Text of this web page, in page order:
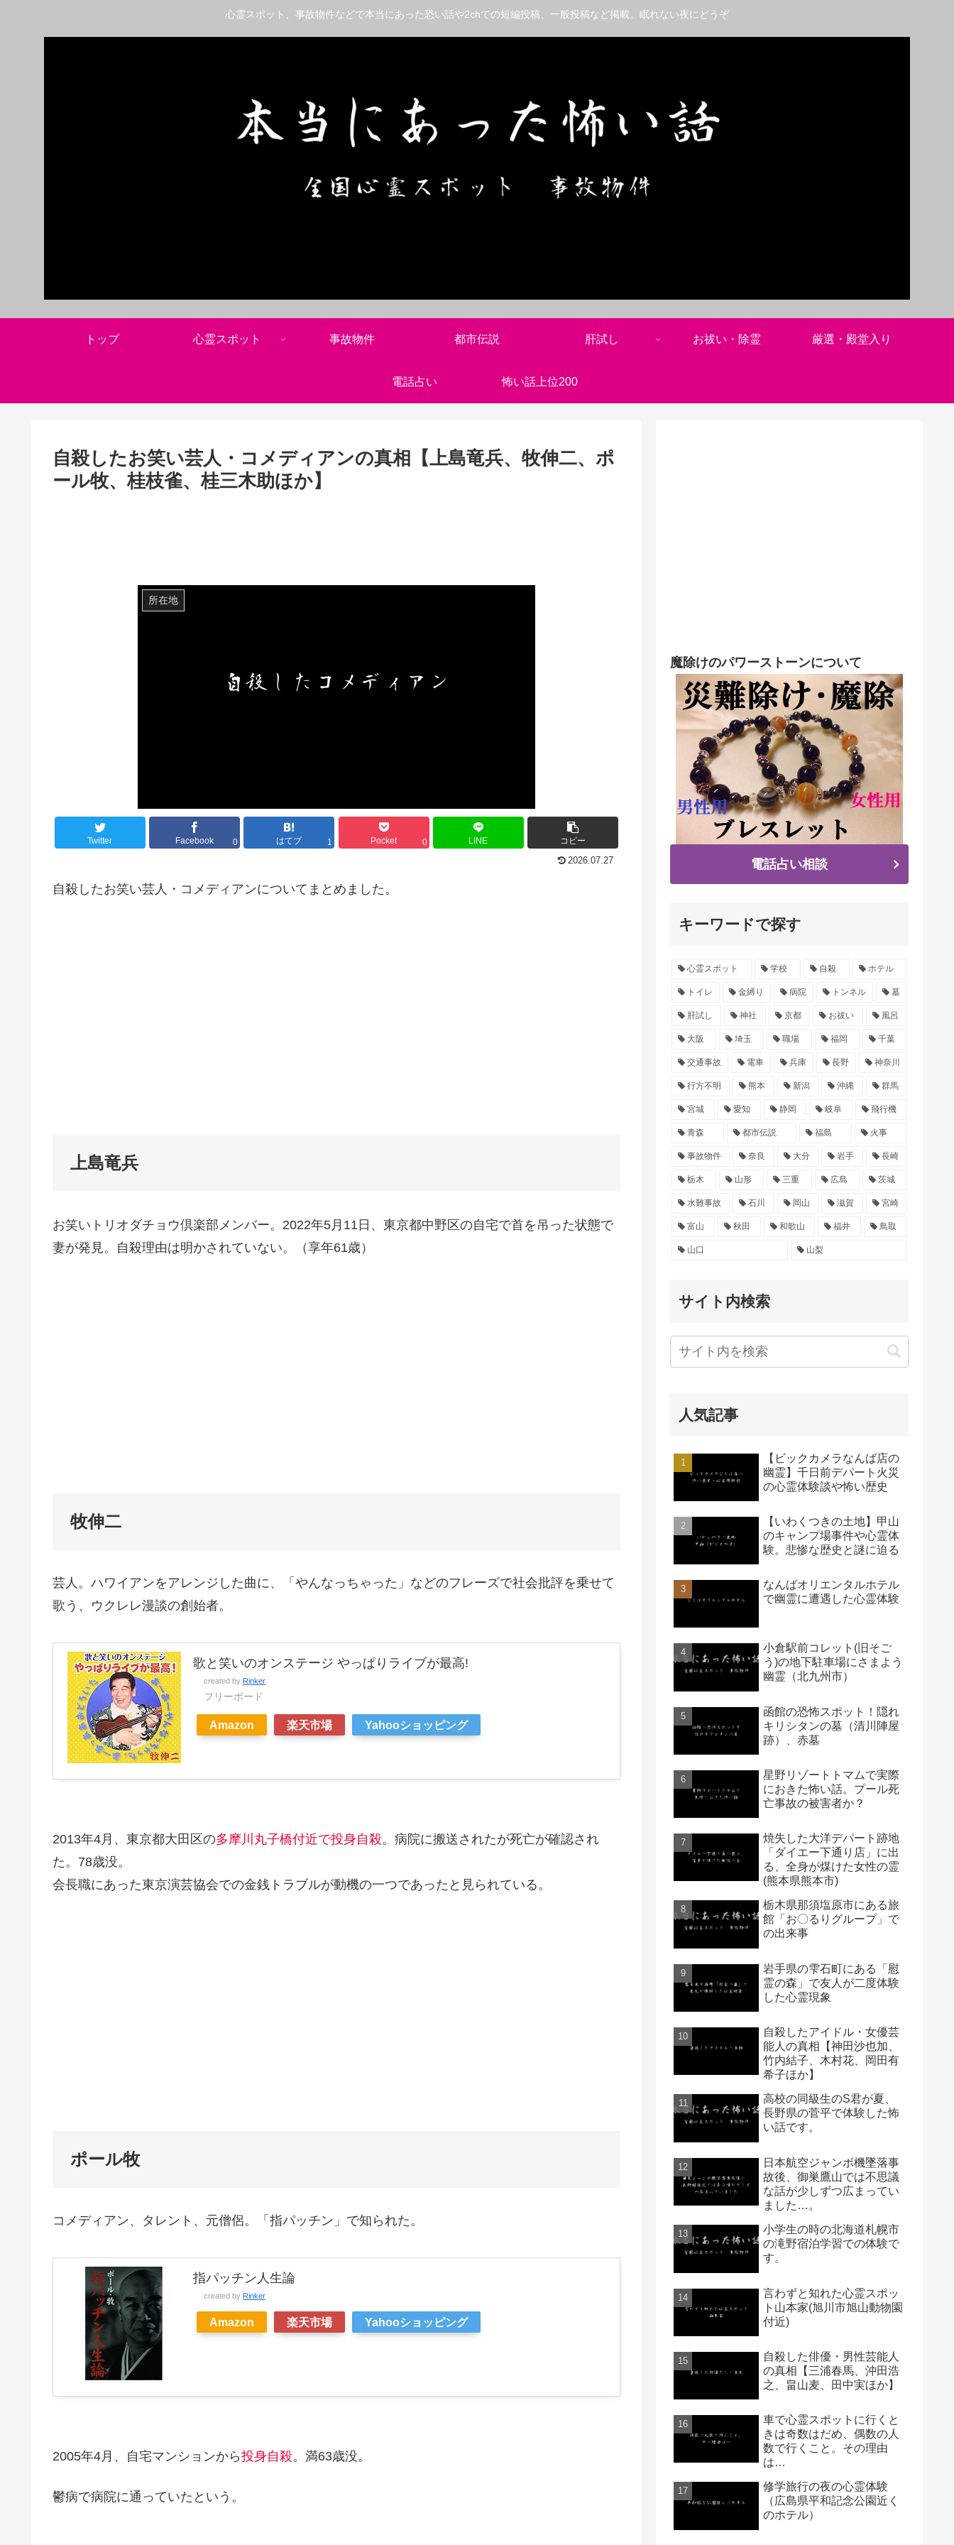
心霊スポット、事故物件などで本当にあった恐い話や2chでの短編投稿、一般投稿など掲載。眠れない夜にどうぞ
トップ 心霊スポット 事故物件 都市伝説 肝試し お祓い・除霊 厳選・殿堂入り
電話占い 怖い話上位200
自殺したお笑い芸人・コメディアンの真相【上島竜兵、牧伸二、ポ
ール牧、桂枝雀、桂三木助ほか】
所在地
Twitter Facebook 0 はてブ 1 Pocket 0 LINE コピー
2026.07.27
自殺したお笑い芸人・コメディアンについてまとめました。
上島竜兵
お笑いトリオダチョウ倶楽部メンバー。2022年5月11日、東京都中野区の自宅で首を吊った状態で
妻が発見。自殺理由は明かされていない。（享年61歳）
牧伸二
芸人。ハワイアンをアレンジした曲に、「やんなっちゃった」などのフレーズで社会批評を乗せて
歌う、ウクレレ漫談の創始者。
歌と笑いのオンステージ やっぱりライブが最高!
created by Rinker
フリーボード
Amazon 楽天市場 Yahooショッピング
2013年4月、東京都大田区の多摩川丸子橋付近で投身自殺。病院に搬送されたが死亡が確認され
た。78歳没。
会長職にあった東京演芸協会での金銭トラブルが動機の一つであったと見られている。
ポール牧
コメディアン、タレント、元僧侶。「指パッチン」で知られた。
指パッチン人生論
created by Rinker
Amazon 楽天市場 Yahooショッピング
2005年4月、自宅マンションから投身自殺。満63歳没。
鬱病で病院に通っていたという。
魔除けのパワーストーンについて
電話占い相談
キーワードで探す
心霊スポット 学校 自殺 ホテル
トイレ 金縛り 病院 トンネル 墓
肝試し 神社 京都 お祓い 風呂
大阪 埼玉 職場 福岡 千葉
交通事故 電車 兵庫 長野 神奈川
行方不明 熊本 新潟 沖縄 群馬
宮城 愛知 静岡 岐阜 飛行機
青森 都市伝説 福島 火事
事故物件 奈良 大分 岩手 長崎
栃木 山形 三重 広島 茨城
水難事故 石川 岡山 滋賀 宮崎
富山 秋田 和歌山 福井 鳥取
山口 山梨
サイト内検索
人気記事
【ビックカメラなんば店の
幽霊】千日前デパート火災
の心霊体験談や怖い歴史
【いわくつきの土地】甲山
のキャンプ場事件や心霊体
験。悲惨な歴史と謎に迫る
なんばオリエンタルホテル
で幽霊に遭遇した心霊体験
小倉駅前コレット(旧そご
う)の地下駐車場にさまよう
幽霊（北九州市）
函館の恐怖スポット！隠れ
キリシタンの墓（清川陣屋
跡）、赤墓
星野リゾートトマムで実際
におきた怖い話。プール死
亡事故の被害者か？
焼失した大洋デパート跡地
「ダイエー下通り店」に出
る、全身が煤けた女性の霊
(熊本県熊本市)
栃木県那須塩原市にある旅
館「お〇るりグループ」で
の出来事
岩手県の雫石町にある「慰
霊の森」で友人が二度体験
した心霊現象
自殺したアイドル・女優芸
能人の真相【神田沙也加、
竹内結子、木村花、岡田有
希子ほか】
高校の同級生のS君が夏、
長野県の菅平で体験した怖
い話です。
日本航空ジャンボ機墜落事
故後、御巣鷹山では不思議
な話が少しずつ広まってい
ました…。
小学生の時の北海道札幌市
の滝野宿泊学習での体験で
す。
言わずと知れた心霊スポッ
ト山本家(旭川市旭山動物園
付近)
自殺した俳優・男性芸能人
の真相【三浦春馬、沖田浩
之、畠山麦、田中実ほか】
車で心霊スポットに行くと
きは奇数はだめ、偶数の人
数で行くこと。その理由
は…
修学旅行の夜の心霊体験
（広島県平和記念公園近く
のホテル）